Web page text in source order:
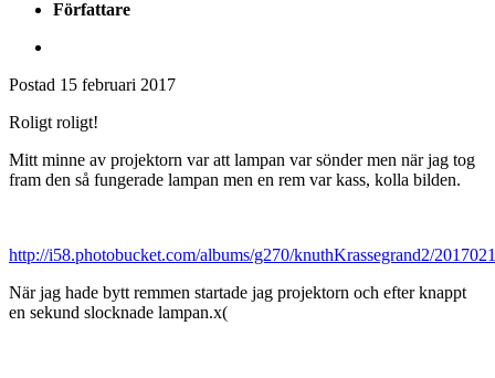
Författare
Postad 15 februari 2017
Roligt roligt!
Mitt minne av projektorn var att lampan var sönder men när jag tog
fram den så fungerade lampan men en rem var kass, kolla bilden.
http://i58.photobucket.com/albums/g270/knuthKrassegrand2/
När jag hade bytt remmen startade jag projektorn och efter knappt
en sekund slocknade lampan.x(